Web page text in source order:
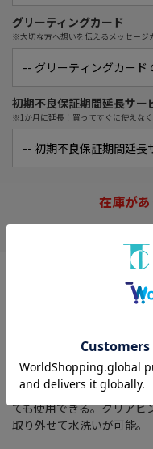
グリーティングカード
※大切な方へ想いを伝えるメッセージ
初期不良保証期間延長サー
※1か月に延長！買ってすぐに使えなく
在庫が
※メーカーのキャンペーン
•「Radial Root Cycloneテ
ティッククリーナー。最
い吸引力を実現。
• 0.3ミクロンの微細な粒
きれいにする。小型で軽
ワフルな吸引力を生み出す
• ツールを切り替えて、布
ても使用できる。クリアビ
取り外せて水洗いが可能。